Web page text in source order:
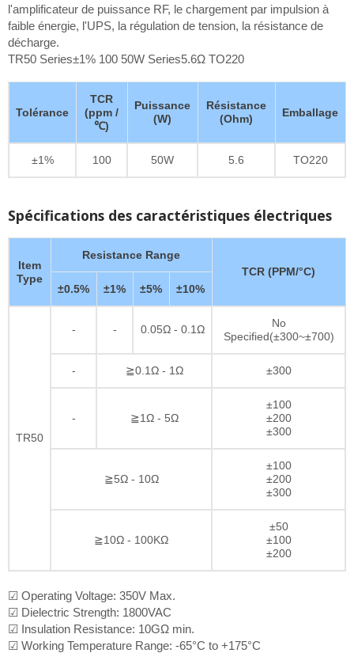
l'amplificateur de puissance RF, le chargement par impulsion à
faible énergie, l'UPS, la régulation de tension, la résistance de
décharge.
TR50 Series±1% 100 50W Series5.6Ω TO220
Tolérance
TCR
(ppm /
℃)
Puissance
(W)
Résistance
(Ohm)
Emballage
±1% 100 50W 5.6 TO220
Spécifications des caractéristiques électriques
Item
Type
Resistance Range
TCR (PPM/°C)
±0.5%
±1% ±5% ±10%
TR50
- - 0.05Ω - 0.1Ω
No
Specified(±300~±700)
- ≧0.1Ω - 1Ω ±300
- ≧1Ω - 5Ω
±100
±200
±300
≧5Ω - 10Ω
±100
±200
±300
≧10Ω - 100KΩ
±50
±100
±200
☑ Operating Voltage: 350V Max.
☑ Dielectric Strength: 1800VAC
☑ Insulation Resistance: 10GΩ min.
☑ Working Temperature Range: -65°C to +175°C